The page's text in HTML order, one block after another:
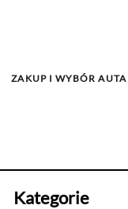
ZAKUP I WYBÓR AUTA
Kategorie